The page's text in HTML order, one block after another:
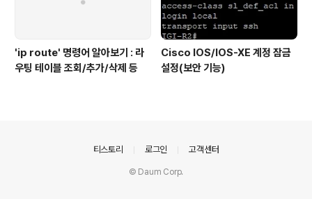
'ip route' 명령어 알아보기 : 라
우팅 테이블 조회/추가/삭제 등
Cisco IOS/IOS-XE 계정 잠금
설정(보안 기능)
티스토리 로그인 고객센터
© Daum Corp.